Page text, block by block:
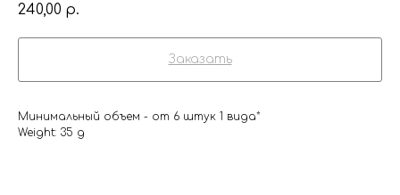
240,00 р.
Заказать
Минимальный объем - от 6 штук 1 вида*
Weight: 35 g